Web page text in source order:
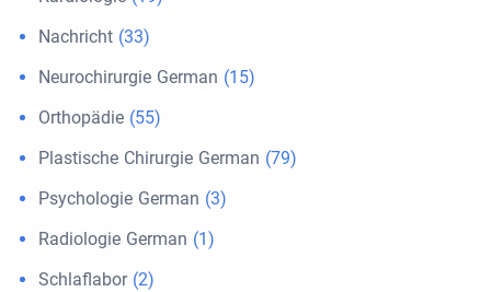
Nachricht (33)
Neurochirurgie German (15)
Orthopädie (55)
Plastische Chirurgie German (79)
Psychologie German (3)
Radiologie German (1)
Schlaflabor(2)